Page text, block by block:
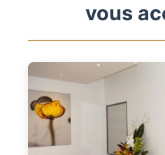
vous